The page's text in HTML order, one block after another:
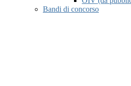
Bandi di concorso